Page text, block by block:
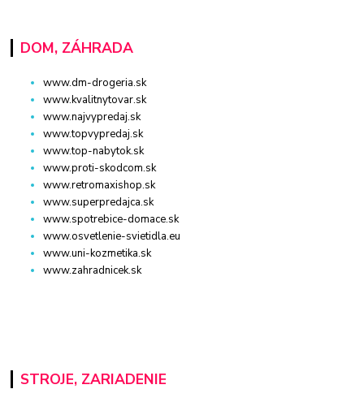
DOM, ZÁHRADA
www.dm-drogeria.sk
www.kvalitnytovar.sk
www.najvypredaj.sk
www.topvypredaj.sk
www.top-nabytok.sk
www.proti-skodcom.sk
www.retromaxishop.sk
www.superpredajca.sk
www.spotrebice-domace.sk
www.osvetlenie-svietidla.eu
www.uni-kozmetika.sk
www.zahradnicek.sk
STROJE, ZARIADENIE